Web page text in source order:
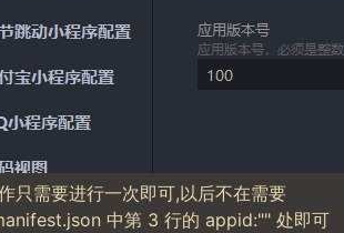
只需要进行一次即可,以后不在需要
中第 3 行的 appid:"" 处即可